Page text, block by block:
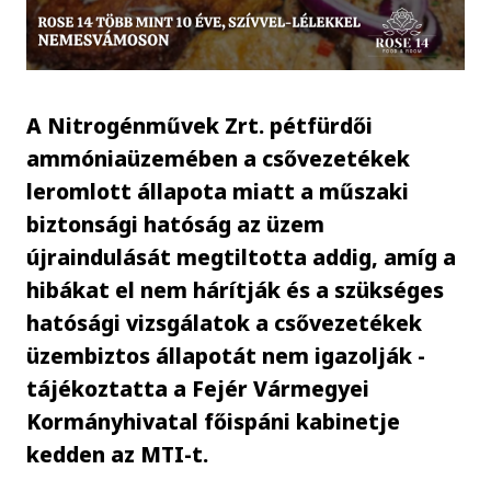
A Nitrogénművek Zrt. pétfürdői
ammóniaüzemében a csővezetékek
leromlott állapota miatt a műszaki
biztonsági hatóság az üzem
újraindulását megtiltotta addig, amíg a
hibákat el nem hárítják és a szükséges
hatósági vizsgálatok a csővezetékek
üzembiztos állapotát nem igazolják -
tájékoztatta a Fejér Vármegyei
Kormányhivatal főispáni kabinetje
kedden az MTI-t.